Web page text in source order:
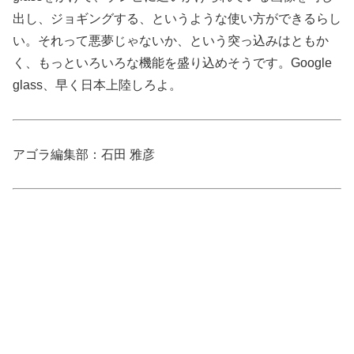
出し、ジョギングする、というような使い方ができるらし
い。それって悪夢じゃないか、という突っ込みはともか
く、もっといろいろな機能を盛り込めそうです。Google
glass、早く日本上陸しろよ。
アゴラ編集部：石田 雅彦